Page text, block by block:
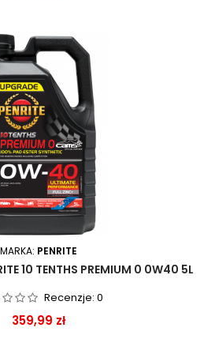
MARKA: PENRITE
10 TENTHS PREMIUM 0 0W40 5L
Recenzje: 0
Cena
359,99 zł